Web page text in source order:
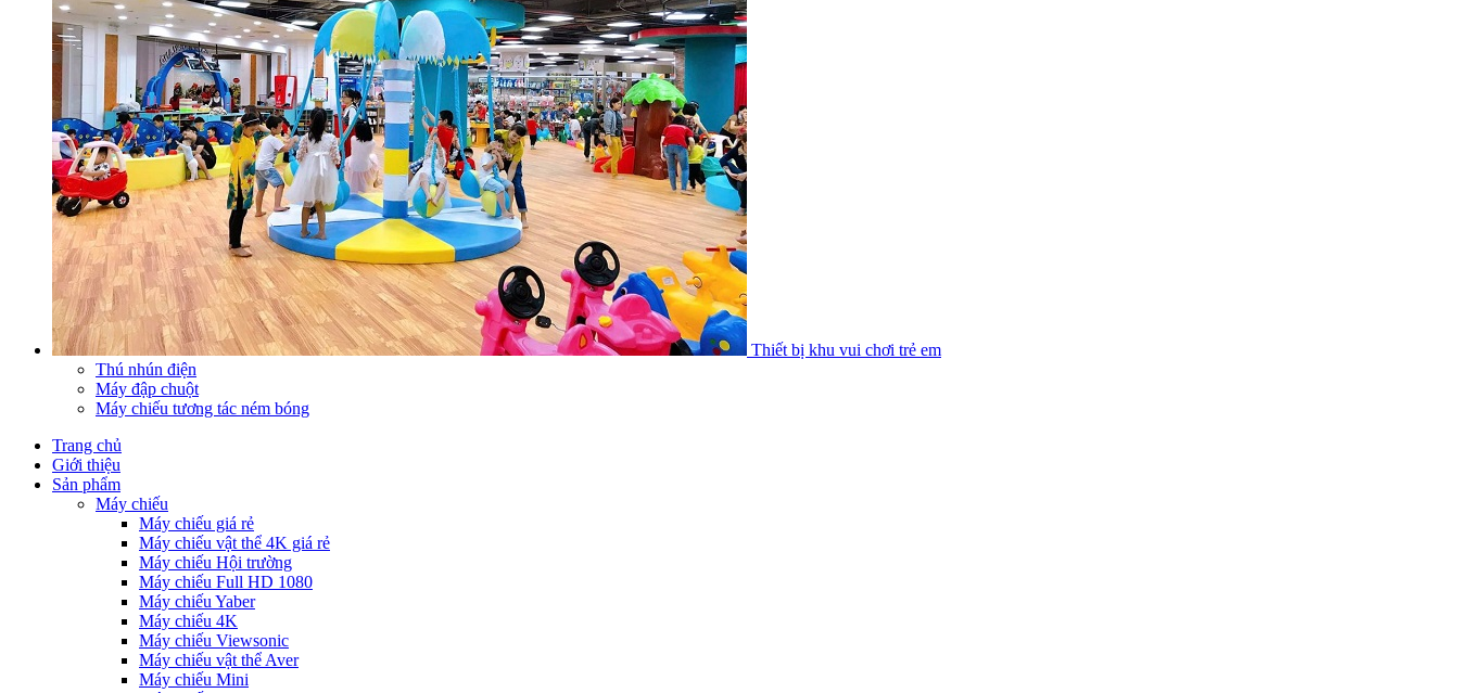
Thiết bị khu vui chơi trẻ em
Thú nhún điện
Máy đập chuột
Máy chiếu tương tác ném bóng
Trang chủ
Giới thiệu
Sản phẩm
Máy chiếu
Máy chiếu giá rẻ
Máy chiếu vật thể 4K giá rẻ
Máy chiếu Hội trường
Máy chiếu Full HD 1080
Máy chiếu Yaber
Máy chiếu 4K
Máy chiếu Viewsonic
Máy chiếu vật thể Aver
Máy chiếu Mini